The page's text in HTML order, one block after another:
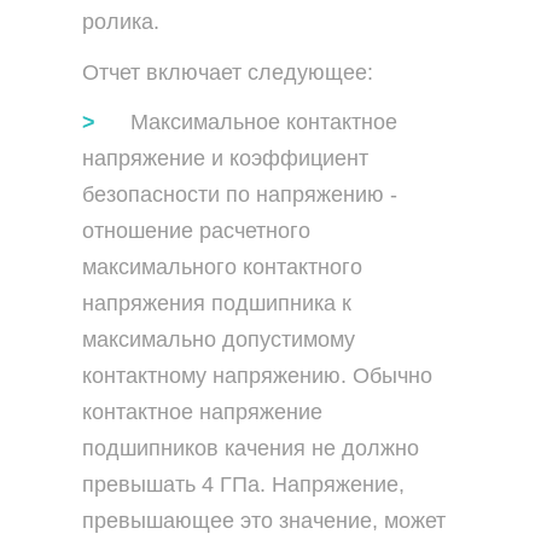
ролика.
Отчет включает следующее:
Максимальное контактное
напряжение и коэффициент
безопасности по напряжению -
отношение расчетного
максимального контактного
напряжения подшипника к
максимально допустимому
контактному напряжению. Обычно
контактное напряжение
подшипников качения не должно
превышать 4 ГПа. Напряжение,
превышающее это значение, может